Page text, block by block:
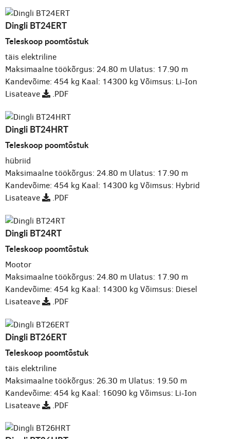
Dingli BT24ERT
Teleskoop poomtõstuk
täis elektriline
Maksimaalne töökõrgus: 24.80 m Ulatus: 17.90 m
Kandevõime: 454 kg Kaal: 14300 kg Võimsus: Li-Ion
Lisateave
.PDF
Dingli BT24HRT
Teleskoop poomtõstuk
hübriid
Maksimaalne töökõrgus: 24.80 m Ulatus: 17.90 m
Kandevõime: 454 kg Kaal: 14300 kg Võimsus: Hybrid
Lisateave
.PDF
Dingli BT24RT
Teleskoop poomtõstuk
Mootor
Maksimaalne töökõrgus: 24.80 m Ulatus: 17.90 m
Kandevõime: 454 kg Kaal: 14300 kg Võimsus: Diesel
Lisateave
.PDF
Dingli BT26ERT
Teleskoop poomtõstuk
täis elektriline
Maksimaalne töökõrgus: 26.30 m Ulatus: 19.50 m
Kandevõime: 454 kg Kaal: 16090 kg Võimsus: Li-Ion
Lisateave
.PDF